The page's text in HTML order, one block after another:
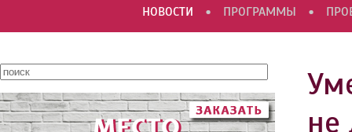
НОВОСТИ • ПРОГРАММЫ •